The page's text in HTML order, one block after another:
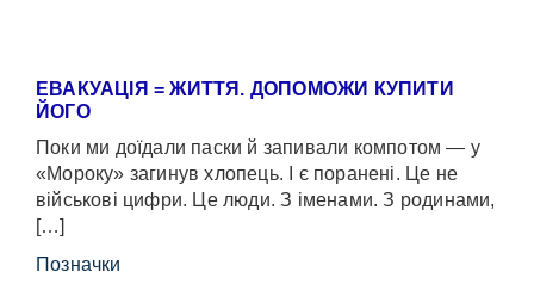
ЕВАКУАЦІЯ = ЖИТТЯ. ДОПОМОЖИ КУПИТИ
ЙОГО
Поки ми доїдали паски й запивали компотом — у
«Мороку» загинув хлопець. І є поранені. Це не
військові цифри. Це люди. З іменами. З родинами,
[…]
Позначки